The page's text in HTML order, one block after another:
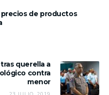
de productos
querella a
contra
menor